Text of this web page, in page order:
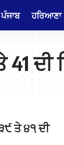
ਪੰਜਾਬ ਹਰਿਆਣਾ
ਦੀ
ਤੇ ੪੧ ਦੀ